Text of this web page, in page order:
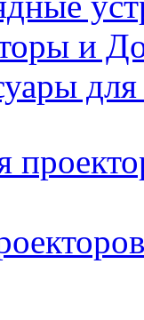
и